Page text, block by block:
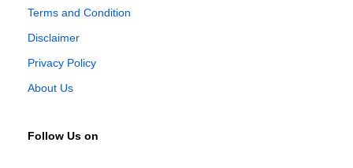
Terms and Condition
Disclaimer
Privacy Policy
About Us
Follow Us on